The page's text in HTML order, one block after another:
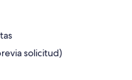
solicitud)